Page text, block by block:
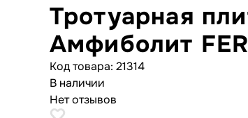
Тротуарная
Амфиболит
Код товара: 21314
В наличии
Нет отзывов